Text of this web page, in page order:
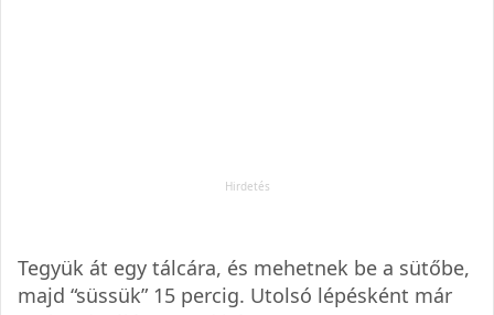
Tegyük át egy tálcára, és mehetnek be a sütőbe,
majd “süssük” 15 percig. Utolsó lépésként már